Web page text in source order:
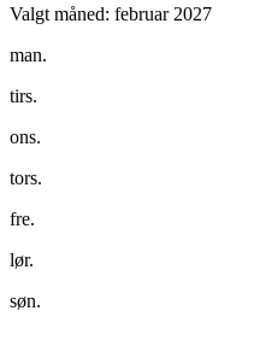
Valgt måned: februar 2027
man.
tirs.
ons.
tors.
fre.
lør.
søn.